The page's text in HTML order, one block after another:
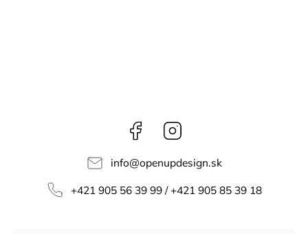
Facebook
info@openupdesign.sk
+421 905 56 39 99 / +421 905 85 39 18